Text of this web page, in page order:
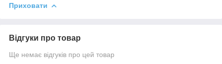
Приховати
Відгуки про товар
Ще немає відгуків про цей товар